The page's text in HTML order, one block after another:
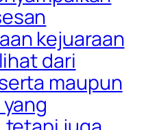
kejuaraan
dari
maupun